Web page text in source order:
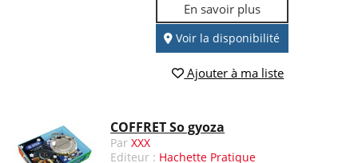
En savoir plus
Voir la disponibilité
Ajouter à ma liste
COFFRET So gyoza
ParXXX
Editeur : Hachette Pratique